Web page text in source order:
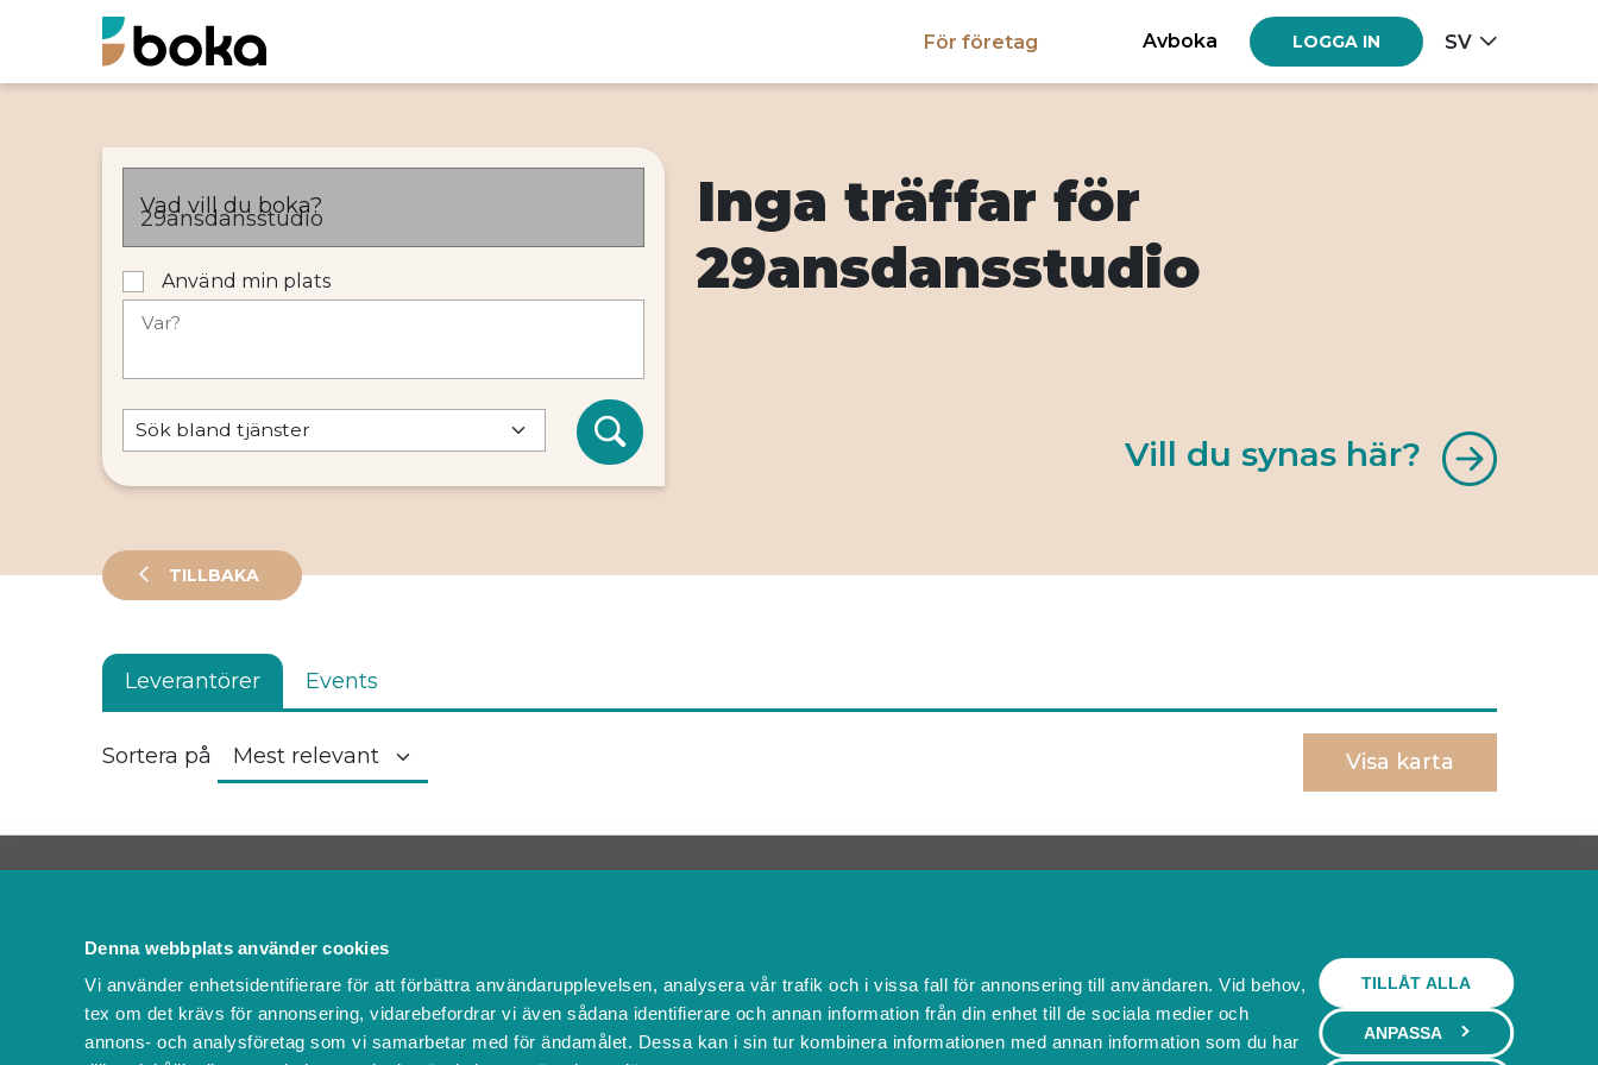
Denna webbplats använder cookies
Vi använder enhetsidentifierare för att förbättra användarupplevelsen, analysera vår trafik och i vissa fall för annonsering till användaren. Vid behov,
tex om det krävs för annonsering, vidarebefordrar vi även sådana identifierare och annan information från din enhet till de sociala medier och
annons- och analysföretag som vi samarbetar med för ändamålet. Dessa kan i sin tur kombinera informationen med annan information som du har
TILLÅT ALLA
ANPASSA
För företag Avboka LOGGA IN SV
Vad vill du boka?
Använd min plats
Var?
Inga träffar för
29ansdansstudio
Vill du synas här?
TILLBAKA
Leverantörer Events
Sortera på Visa karta
FAQ
Villkor & policyer
Ändra cookies
Vardagar 09.00 – 16.00
Lunchstängt 12.00 - 13.00